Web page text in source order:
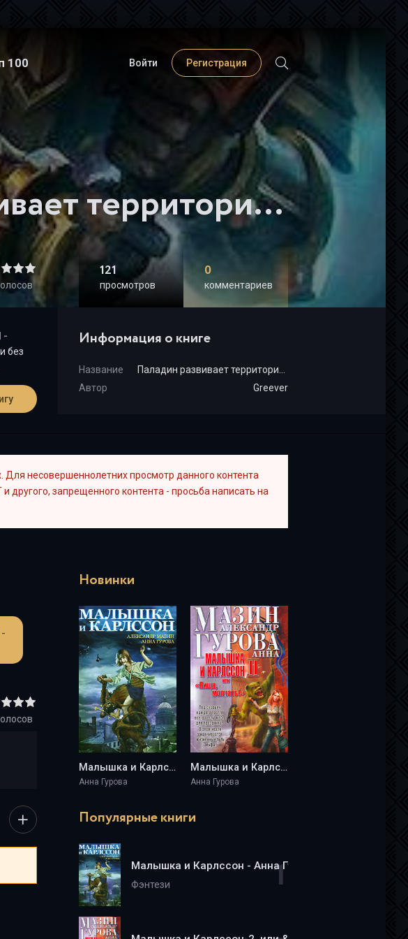
100 Войти Регистрация
Паладин развивает территорию. Том II - Greever
-
без
а
121
просмотров
0
комментариев
Информация о книге
Название
Автор
Greever
несовершеннолетних просмотр данного контента
другого, запрещенного контента - просьба написать на
Новинки
Малышка и Карлссон - Анна Гурова
Анна Гурова
Малышка и Карлссон-2, или &quot;Пища, молчать!&quot; - Анна Гурова
Анна Гурова
Популярные книги
Малышка и Карлссон - Анна Гурова
Фэнтези